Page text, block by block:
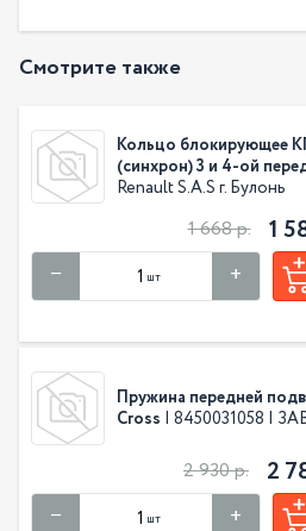
Смотрите также
Кольцо блокирующее
(синхрон) 3 и 4-ой
Renault S.A.S г. Булонь
1 668 р. 1
шт
Пружина передней
Cross | 8450031058 |
2 930 р. 2
шт